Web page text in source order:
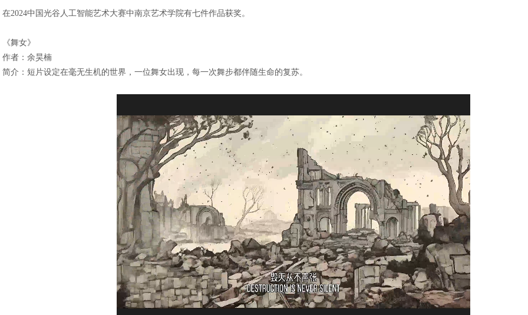
在2024中国光谷人工智能艺术大赛中南京艺术学院有七件作品获奖。
《舞女》
作者：余昊楠
简介：短片设定在毫无生机的世界，一位舞女出现，每一次舞步都伴随生命的复苏。